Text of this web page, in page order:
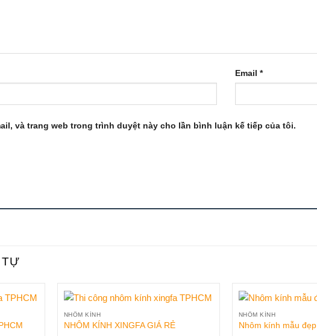
Email *
và trang web trong trình duyệt này cho lần bình luận kế tiếp của tôi.
TỰ
NHÔM KÍNH
NHÔM KÍNH XINGFA GIÁ RẺ
NHÔM KÍNH
Nhôm kính mẫu đẹp